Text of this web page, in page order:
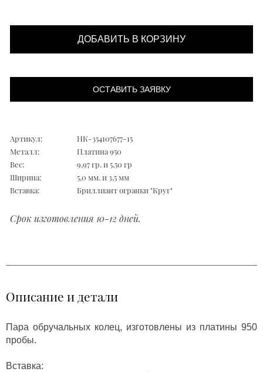
ДОБАВИТЬ В КОРЗИНУ
ОСТАВИТЬ ЗАЯВКУ
Артикул:
НК-354107677-15
Металл:
Платина 950
Вес:
9,97 гр. и 5,50 гр
Ширина:
5,0 мм. и 3,5 мм
Вставка:
Бриллиант огранки "Круг"
Срок изготовления 10-12 дней.
Описание и детали
Пара обручальных колец, изготовлены из платины 950
пробы.
Вставка: